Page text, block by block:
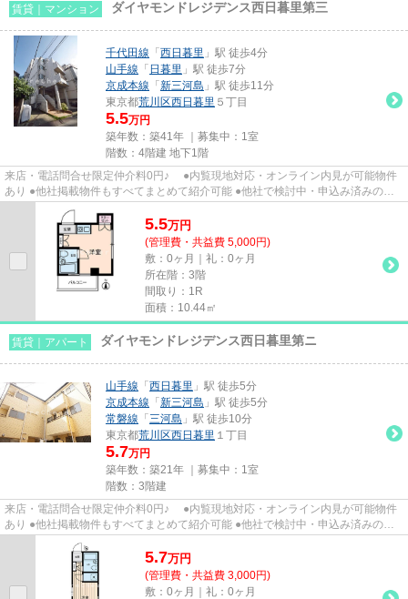
賃貸｜マンション ダイヤモンドレジデンス西日暮里第三
千代田線 「 西日暮里 」駅 徒歩4分
山手線 「 日暮里 」駅 徒歩7分
京成本線 「 新三河島 」駅 徒歩11分
東京都荒川区西日暮里 ５丁目
5.5万円
築年数：築41年 ｜募集中： 1室
階数：4階建 地下1階
来店・電話問合せ限定仲介料0円♪ ●内覧現地対応・オンライン内見が可能物件
あり ●他社掲載物件もすべてまとめて紹介可能 ●他社で検討中・申込み済みのお
客様、初期費用がさらに減額...
5.5万円
(管理費・共益費 5,000円)
敷：0ヶ月｜礼：0ヶ月
所在階：3階
間取り：1R
面積：10.44㎡
賃貸｜アパート ダイヤモンドレジデンス西日暮里第ニ
山手線 「 西日暮里 」駅 徒歩5分
京成本線 「 新三河島 」駅 徒歩5分
常磐線 「 三河島 」駅 徒歩10分
東京都荒川区西日暮里 １丁目
5.7万円
築年数：築21年 ｜募集中： 1室
階数：3階建
来店・電話問合せ限定仲介料0円♪ ●内覧現地対応・オンライン内見が可能物件
あり ●他社掲載物件もすべてまとめて紹介可能 ●他社で検討中・申込み済みのお
客様、初期費用がさらに減額...
5.7万円
(管理費・共益費 3,000円)
敷：0ヶ月｜礼：0ヶ月